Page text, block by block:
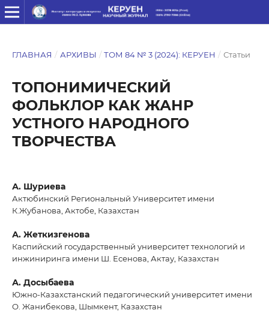
ГЛАВНАЯ / АРХИВЫ / ТОМ 84 № 3 (2024): КЕРУЕН / Статьи
ТОПОНИМИЧЕСКИЙ
ФОЛЬКЛОР КАК ЖАНР
УСТНОГО НАРОДНОГО
ТВОРЧЕСТВА
А. Шуриева
Актюбинский Региональный Университет имени
К.Жубанова, Актобе, Казахстан
А. Жеткизгенова
Каспийский государственный университет технологий и
инжиниринга имени Ш. Есенова, Актау, Казахстан
А. Досыбаева
Южно-Казахстанский педагогический университет имени
О. Жанибекова, Шымкент, Казахстан